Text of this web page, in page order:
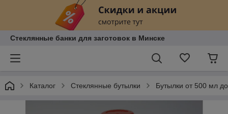
Стеклянные банки для заготовок в Минске
Каталог Стеклянные бутылки Бутылки от 500 мл